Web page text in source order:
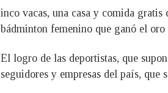
inco vacas, una casa y comida
bádminton femenino que ganó el
El logro de las deportistas, que
seguidores y empresas del país, que